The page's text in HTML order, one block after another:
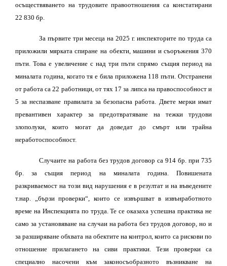
осъществяването на трудовите правоотношения са констатирани
22 830 бр.
За първите три месеца на 2025 г. инспекторите по труда са
приложили мярката спиране на обекти, машини и съоръжения 370
пъти. Това е увеличение с над три пъти спрямо същия период на
миналата година, когато тя е била приложена 118 пъти. Отстранени
от работа са 22 работници, от тях 17 за липса на правоспособност и
5 за неспазване правилата за безопасна работа. Двете мерки имат
превантивен характер за предотвратяване на тежки трудови
злополуки, които могат да доведат до смърт или трайна
неработоспособност.
Случаите на работа без трудов договор са 914 бр. при 735
бр. за същия период на миналата година. Повишената
разкриваемост на този вид нарушения е в резултат и на въведените
т.нар. „бързи проверки“, които се извършват в извънработното
време на Инспекцията по труда. Те се оказаха успешна практика не
само за установяване на случаи на работа без трудов договор, но и
за разширяване обхвата на обектите на контрол, които са рискови по
отношение прилагането на сиви практики. Тези проверки са
специално насочени към законосъобразното възникване на